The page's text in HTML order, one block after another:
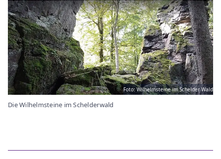
Foto: Wilhelmsteine im Schelder Wald
Die Wilhelmsteine im Schelderwald